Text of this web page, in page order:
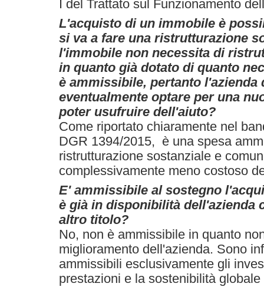
I del Trattato sul Funzionamento
L'acquisto di un immobile è
si va a fare una ristrutturazione
l'immobile non necessita di
in quanto già dotato di quanto
è ammissibile, pertanto l'azienda
eventualmente optare per una
poter usufruire dell'aiuto?
Come riportato chiaramente nel
DGR 1394/2015, è una spesa
ristrutturazione sostanziale e
complessivamente meno costoso
E' ammissibile al sostegno
è già in disponibilità dell'azienda
altro titolo?
No, non è ammissibile in quanto
miglioramento dell'azienda. Sono
ammissibili esclusivamente gli
prestazioni e la sostenibilità globale